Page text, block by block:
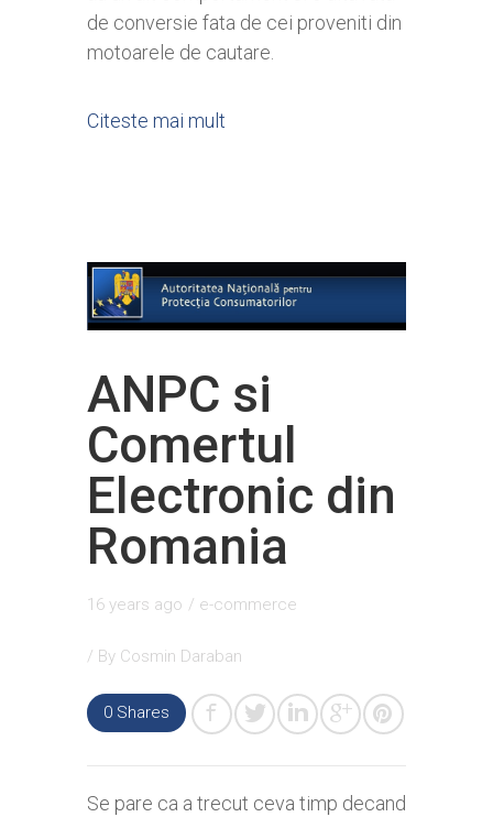
de conversie fata de cei proveniti din
motoarele de cautare.
Citeste mai mult
ANPC si
Comertul
Electronic din
Romania
16 years ago / e-commerce
/ By Cosmin Daraban
0 Shares
Se pare ca a trecut ceva timp decand